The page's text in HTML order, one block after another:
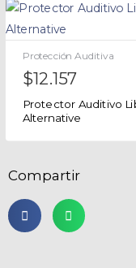
Protección Auditiva
$12.157
Protector Auditivo
Alternative
Compartir